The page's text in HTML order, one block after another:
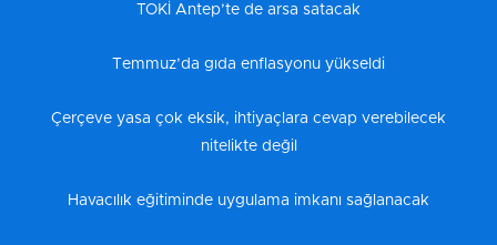
TOKİ Antep’te de arsa satacak
Temmuz’da gıda enflasyonu yükseldi
Çerçeve yasa çok eksik, ihtiyaçlara cevap verebilecek
nitelikte değil
Havacılık eğitiminde uygulama imkanı sağlanacak